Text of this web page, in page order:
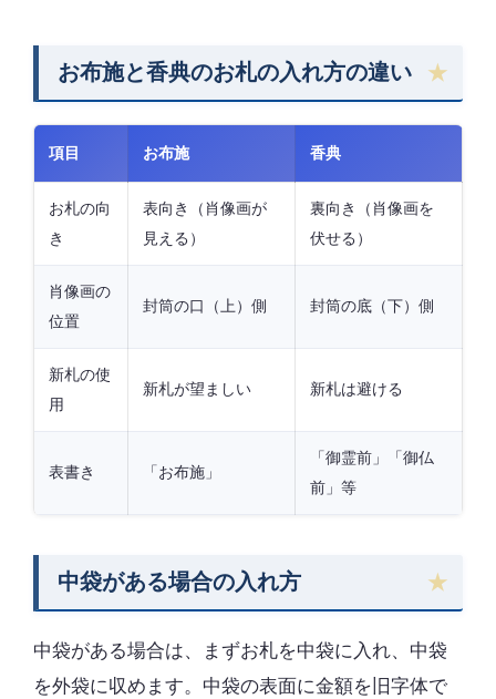
お布施と香典のお札の入れ方の違い
項目 お布施 香典
お札の向
き
表向き（肖像画が
見える）
裏向き（肖像画を
伏せる）
肖像画の
位置
封筒の口（上）側 封筒の底（下）側
新札の使
用
新札が望ましい 新札は避ける
表書き 「お布施」
「御霊前」「御仏
前」等
中袋がある場合の入れ方
中袋がある場合は、まずお札を中袋に入れ、中袋
を外袋に収めます。中袋の表面に金額を旧字体で